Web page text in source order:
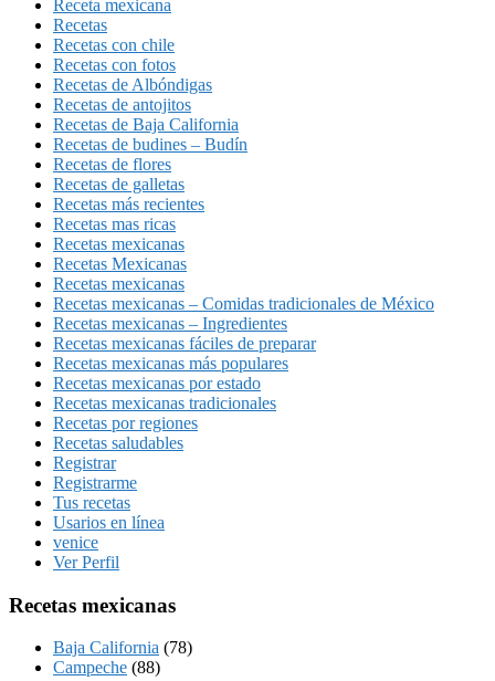
Receta mexicana
Recetas
Recetas con chile
Recetas con fotos
Recetas de Albóndigas
Recetas de antojitos
Recetas de Baja California
Recetas de budines – Budín
Recetas de flores
Recetas de galletas
Recetas más recientes
Recetas mas ricas
Recetas mexicanas
Recetas Mexicanas
Recetas mexicanas
Recetas mexicanas – Comidas tradicionales de México
Recetas mexicanas – Ingredientes
Recetas mexicanas fáciles de preparar
Recetas mexicanas más populares
Recetas mexicanas por estado
Recetas mexicanas tradicionales
Recetas por regiones
Recetas saludables
Registrar
Registrarme
Tus recetas
Usarios en línea
venice
Ver Perfil
Recetas mexicanas
Baja California (78)
Campeche (88)